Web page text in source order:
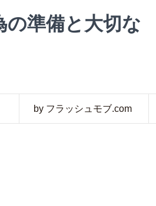
準備と大切な
by フラッシュモブ.com